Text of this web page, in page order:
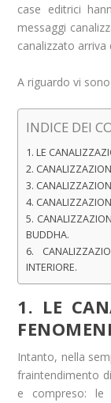
case editrici
messaggi
canalizzato arriva
A riguardo vi
INDICE DEI
1. LE
2.
3.
4.
5.
BUDDHA.
6.
INTERIORE.
1. LE
Intanto, nella
fraintendimento
e compreso: le